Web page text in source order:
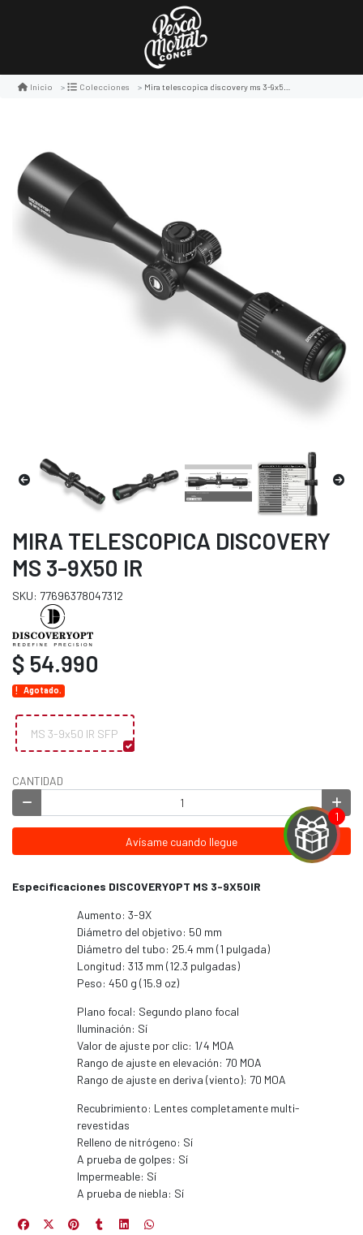
JUGAR
Inicio Colecciones Mira telescopica discovery ms 3-9x50 ir
MIRA TELESCOPICA DISCOVERY
MS 3-9X50 IR
SKU: 77696378047312
$ 54.990
Agotado.
MS 3-9x50 IR SFP
CANTIDAD
Avísame cuando llegue
Especificaciones DISCOVERYOPT MS 3-9X50IR
Aumento: 3-9X
Diámetro del objetivo: 50 mm
Diámetro del tubo: 25.4 mm (1 pulgada)
Longitud: 313 mm (12.3 pulgadas)
Peso: 450 g (15.9 oz)
Plano focal: Segundo plano focal
Iluminación: Sí
Valor de ajuste por clic: 1/4 MOA
Rango de ajuste en elevación: 70 MOA
Rango de ajuste en deriva (viento): 70 MOA
Recubrimiento: Lentes completamente multi-
revestidas
Relleno de nitrógeno: Sí
A prueba de golpes: Sí
Impermeable: Sí
A prueba de niebla: Sí